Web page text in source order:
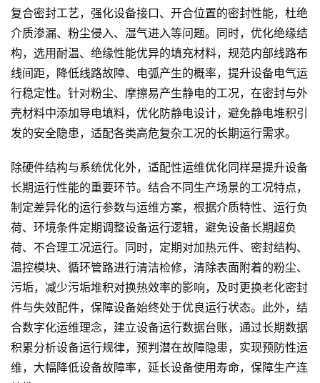
复合密封工艺，强化设备接口、开合位置的密封性能，杜绝
介质渗漏、粉尘侵入、湿气进入等问题。同时，优化绝缘结
构，选用耐温、绝缘性能优异的填充材料，规范内部线路布
线间距，降低线路故障、电弧产生的概率，提升设备电气运
行稳定性。针对粉尘、摩擦易产生静电的工况，在密封与外
壳材料中添加导电填料，优化防静电设计，避免静电堆积引
发的安全隐患，适配各类高危复杂工况的长期运行需求。
除硬件结构与系统优化外，适配性运维优化同样是提升设备
长期运行性能的重要环节。结合不同生产场景的工况特点，
制定差异化的运行参数与运维方案，根据介质特性、运行负
荷、环境条件定期调整设备运行逻辑，避免设备长期超负
荷、不合理工况运行。同时，定期对加热元件、密封结构、
温控模块、循环管路进行清洁检修，清除表面附着的粉尘、
污垢，减少污垢堆积对换热效率的影响，及时更换老化密封
件与失效配件，保障设备始终处于优良运行状态。此外，结
合数字化运维理念，建立设备运行数据台账，通过长期数据
积累分析设备运行规律，预判潜在故障隐患，实现预防性运
维，大幅降低设备故障率，延长设备使用寿命，保障生产连